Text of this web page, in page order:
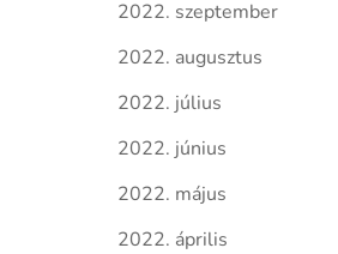
2022. szeptember
2022. augusztus
2022. július
2022. június
2022. május
2022. április